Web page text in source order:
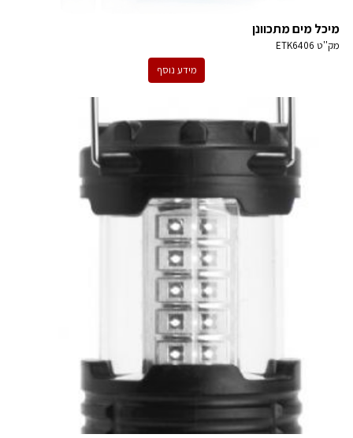
מיכל מים מתכוונן
מק''ט ETK6406
מידע נוסף